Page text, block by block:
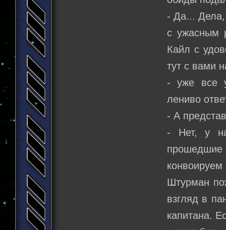
- Да... Дела,
с ужасным
Кайл с
тут с вами
- уже все
лениво
- А
- Нет, у
Штурман
взгляд в
капитана.